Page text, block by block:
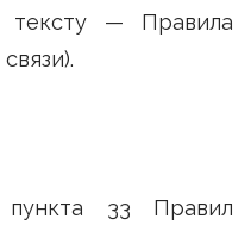
— Правила
33 Правил